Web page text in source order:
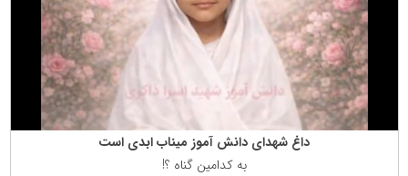
داغ شهدای دانش آموز میناب ابدی است
به كدامین گناه ؟!